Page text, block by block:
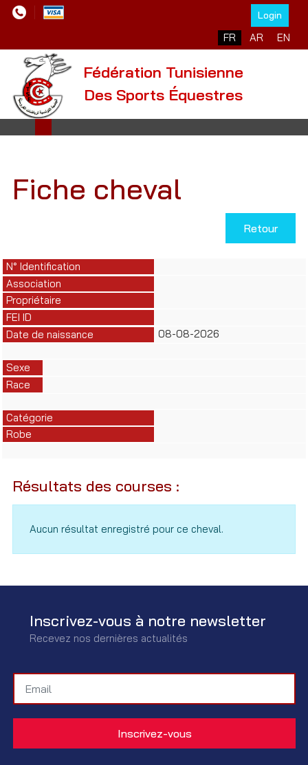
Login
Sélectionnez votre
FR AR EN
Fédération Tunisienne
Des Sports Équestres
Fiche cheval
Retour
N° Identification
Association
Propriétaire
FEI ID
Date de naissance
08-08-2026
Sexe
Race
Catégorie
Robe
Résultats des courses :
Aucun résultat enregistré pour ce cheval.
Inscrivez-vous à notre newsletter
Recevez nos dernières actualités